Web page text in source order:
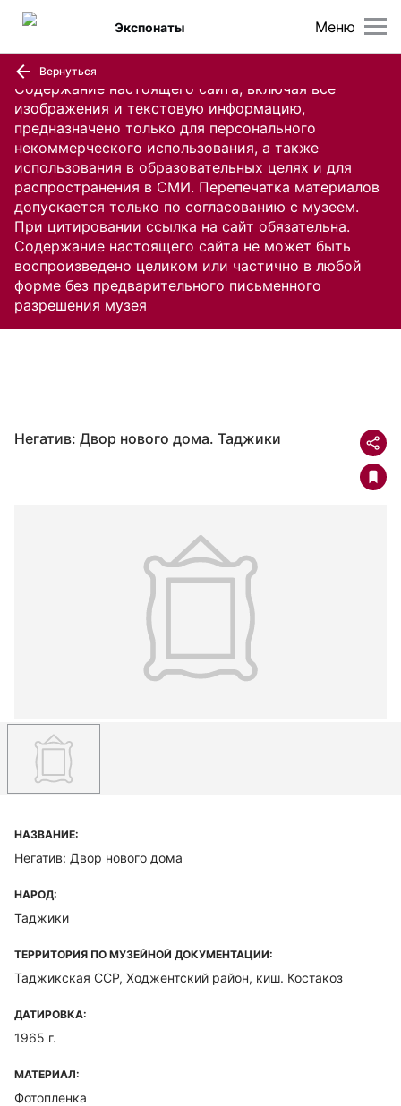
Содержание настоящего сайта, включая все
изображения и текстовую информацию,
предназначено только для персонального
некоммерческого использования, а также
использования в образовательных целях и для
распространения в СМИ. Перепечатка материалов
допускается только по согласованию с музеем.
При цитировании ссылка на сайт обязательна.
Содержание настоящего сайта не может быть
воспроизведено целиком или частично в любой
форме без предварительного письменного
разрешения музея
Меню
Экспонаты
Вернуться
Негатив: Двор нового дома. Таджики
НАЗВАНИЕ:
Негатив: Двор нового дома
НАРОД:
Таджики
ТЕРРИТОРИЯ ПО МУЗЕЙНОЙ ДОКУМЕНТАЦИИ:
Таджикская ССР, Ходжентский район, киш. Костакоз
ДАТИРОВКА:
1965 г.
МАТЕРИАЛ:
Фотопленка